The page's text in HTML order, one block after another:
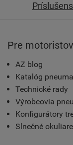
Pre motoristov
AZ blog
Katalóg
Technické rady
Výrobcovia
Konfigurátory
Slnečné